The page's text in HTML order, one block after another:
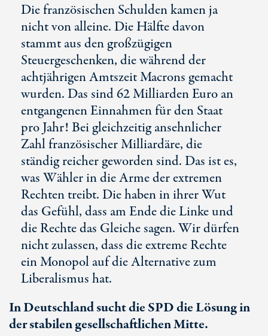
Die französischen Schulden kamen ja
nicht von alleine. Die Hälfte davon
stammt aus den großzügigen
Steuergeschenken, die während der
achtjährigen Amtszeit Macrons gemacht
wurden. Das sind62 MilliardenEuro an
entgangenen Einnahmen für den Staat
pro Jahr! Bei gleichzeitig ansehnlicher
Zahl französischer Milliardäre, die
ständig reicher geworden sind. Das ist es,
was Wähler in die Arme der extremen
Rechten treibt. Die haben in ihrer Wut
das Gefühl, dass am Ende die Linke und
die Rechte das Gleiche sagen. Wir dürfen
nicht zulassen, dass die extreme Rechte
ein Monopol auf die Alternative zum
Liberalismus hat.
In Deutschland sucht die SPD die Lösung in
der stabilen gesellschaftlichen Mitte.